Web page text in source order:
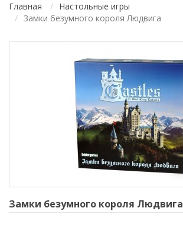
Главная
Настольные игры
Замки безумного короля Людвига
Замки безумного короля Людвига